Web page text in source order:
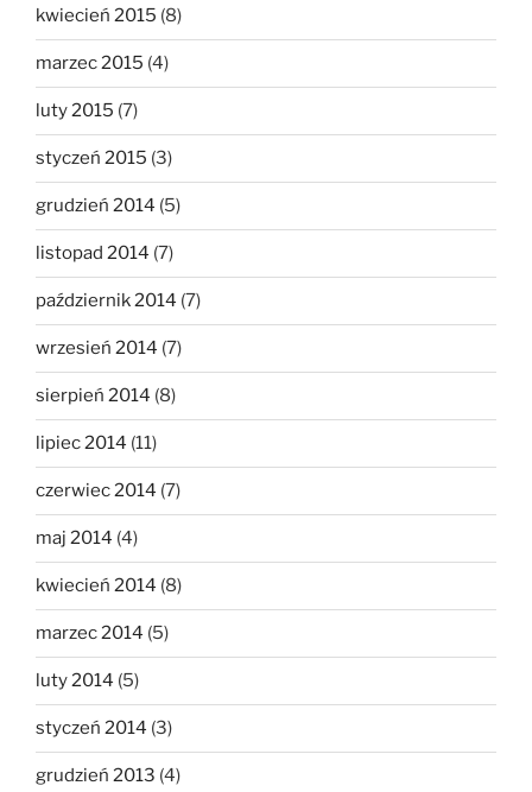
kwiecień 2015 (8)
marzec 2015 (4)
luty 2015 (7)
styczeń 2015 (3)
grudzień 2014 (5)
listopad 2014 (7)
październik 2014 (7)
wrzesień 2014 (7)
sierpień 2014 (8)
lipiec 2014 (11)
czerwiec 2014 (7)
maj 2014 (4)
kwiecień 2014 (8)
marzec 2014 (5)
luty 2014 (5)
styczeń 2014 (3)
grudzień 2013 (4)